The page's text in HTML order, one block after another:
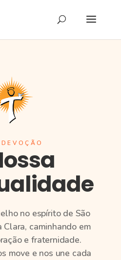
no espírito de São
Clara, caminhando em
e fraternidade.
move e nos une cada